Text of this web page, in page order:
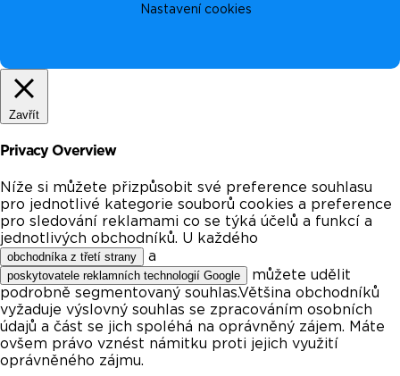
Nastavení cookies
Zavřít
Privacy Overview
Níže si můžete přizpůsobit své preference souhlasu
pro jednotlivé kategorie souborů cookies a preference
pro sledování reklamami co se týká účelů a funkcí a
jednotlivých obchodníků. U každého
obchodníka z třetí strany a
poskytovatele reklamních technologií Google
můžete udělit
podrobně segmentovaný souhlas.Většina obchodníků
vyžaduje výslovný souhlas se zpracováním osobních
údajů a část se jich spoléhá na oprávněný zájem. Máte
ovšem právo vznést námitku proti jejich využití
oprávněného zájmu.